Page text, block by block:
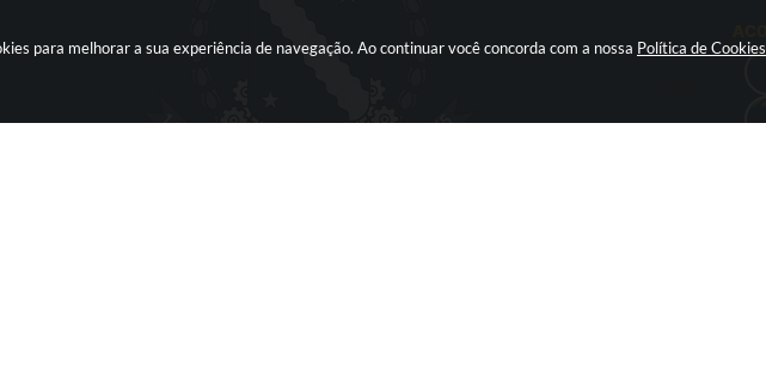
para melhorar a sua experiência de navegação. Ao continuar você concorda com a nossa Política de Cookies